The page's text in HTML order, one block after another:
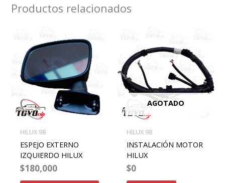
Productos relacionados
HILUX 98
ESPEJO EXTERNO
IZQUIERDO HILUX
$180,000
AGOTADO
HILUX 98
INSTALACIÓN MOTOR
HILUX
$0